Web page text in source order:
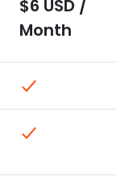
$6 USD /
Month